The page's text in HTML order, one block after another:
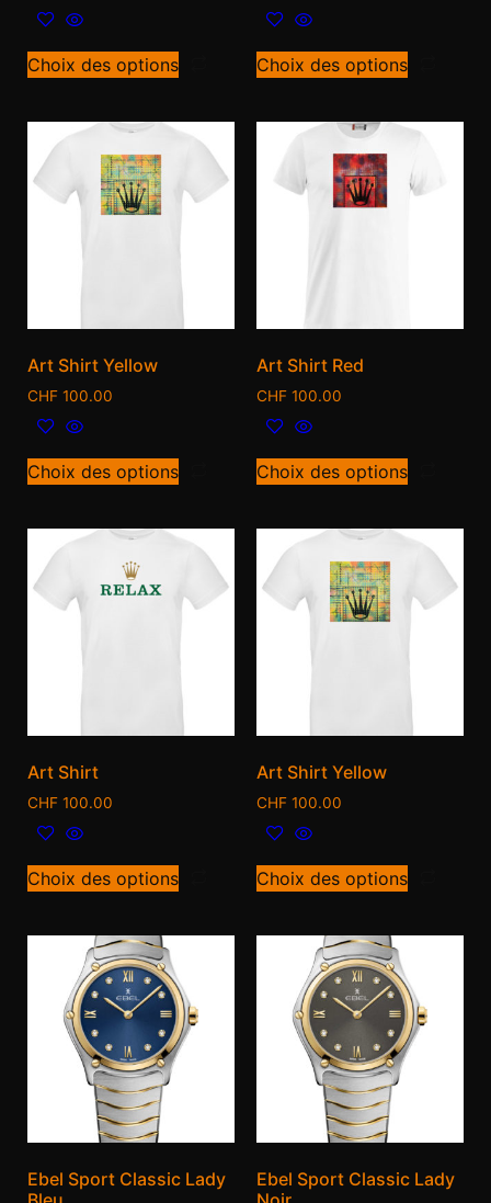
Choix des options Choix des options
Art Shirt Yellow
CHF 100.00
Choix des options
Art Shirt Red
CHF 100.00
Choix des options
Art Shirt
CHF 100.00
Choix des options
Art Shirt Yellow
CHF 100.00
Choix des options
Ebel Sport Classic Lady
Ebel Sport Classic Lady